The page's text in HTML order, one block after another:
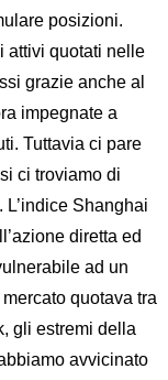
posizioni.
attivi quotati nelle
grazie anche al
impegnate a
Tuttavia ci pare
ci troviamo di
Shanghai
diretta ed
ad un
quotava tra
gli estremi della
avvicinato